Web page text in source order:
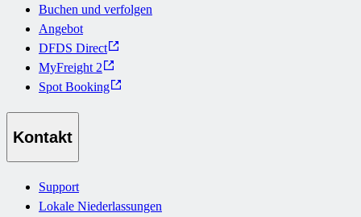
Buchen und verfolgen
Angebot
DFDS Direct
MyFreight 2
Spot Booking
Kontakt
Support
Lokale Niederlassungen